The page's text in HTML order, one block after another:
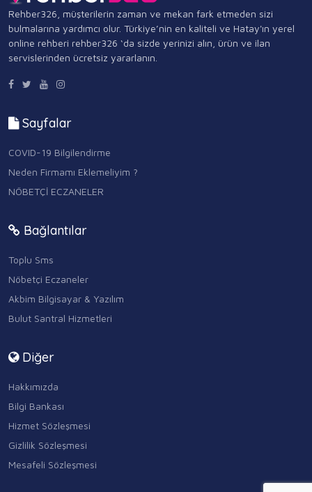
Rehber326, müşterilerin zaman ve mekan fark etmeden sizi
bulmalarına yardımcı olur. Türkiye’nin en kaliteli ve Hatay'ın yerel
online rehberi rehber326 ‘da sizde yerinizi alın, ürün ve ilan
servislerinden ücretsiz yararlanın.
Sayfalar
COVID-19 Bilgilendirme
Neden Firmamı Eklemeliyim ?
NÖBETÇİ ECZANELER
Bağlantılar
Toplu Sms
Nöbetçi Eczaneler
Akbim Bilgisayar & Yazılım
Bulut Santral Hizmetleri
Diğer
Hakkımızda
Bilgi Bankası
Hizmet Sözleşmesi
Gizlilik Sözleşmesi
Mesafeli Sözleşmesi